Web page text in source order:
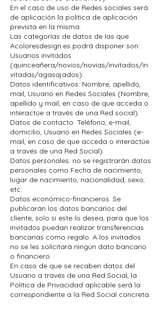
En el caso de uso de Redes sociales será
de aplicación la política de aplicación
prevista en la misma.
Las categorías de datos de las que
Acoloresdesign.es podrá disponer son:
Usuarios invitados
(quinceañera/novios/novias/invitados/in
vitadas/agasajados):
Datos identificativos: Nombre, apellido,
mail, Usuario en Redes Sociales (Nombre,
apellido y mail, en caso de que acceda o
interactúe a través de una Red social).
Datos de contacto: Teléfono, e-mail,
domicilio, Usuario en Redes Sociales (e-
mail, en caso de que acceda o interactúe
a través de una Red Social).
Datos personales: no se registrarán datos
personales como Fecha de nacimiento,
lugar de nacimiento, nacionalidad, sexo,
etc.
Datos económico-financieros: Se
publicarán los datos bancarios del
cliente, solo si este lo desea, para que los
invitados puedan realizar transferencias
bancarias como regalo. A los invitados
no se les solicitará ningún dato bancario
o financiero.
En caso de que se recaben datos del
Usuario a través de una Red Social, la
Política de Privacidad aplicable será la
correspondiente a la Red Social concreta.